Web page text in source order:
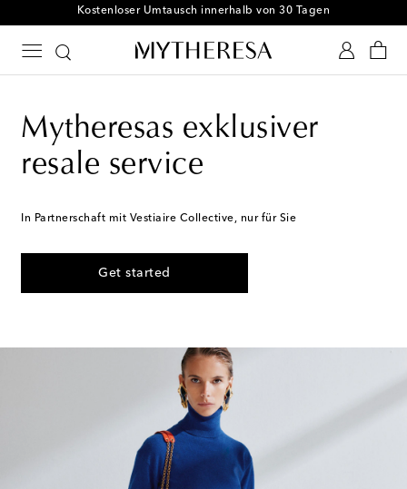
Kostenloser Umtausch innerhalb von 30 Tagen
Mytheresas exklusiver
resale service
In Partnerschaft mit Vestiaire Collective, nur für Sie
Get started